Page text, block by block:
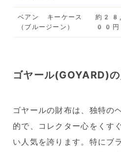
ベアン キーケース
（ブルージーン）
約
00円
ゴヤール(GOYARD)
ゴヤールの財布は、独特の
的で、コレクター心をくす
い人気を誇ります。特にブ